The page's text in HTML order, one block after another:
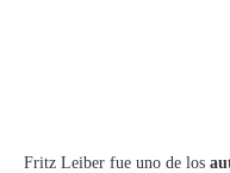
Fritz Leiber fue uno de los